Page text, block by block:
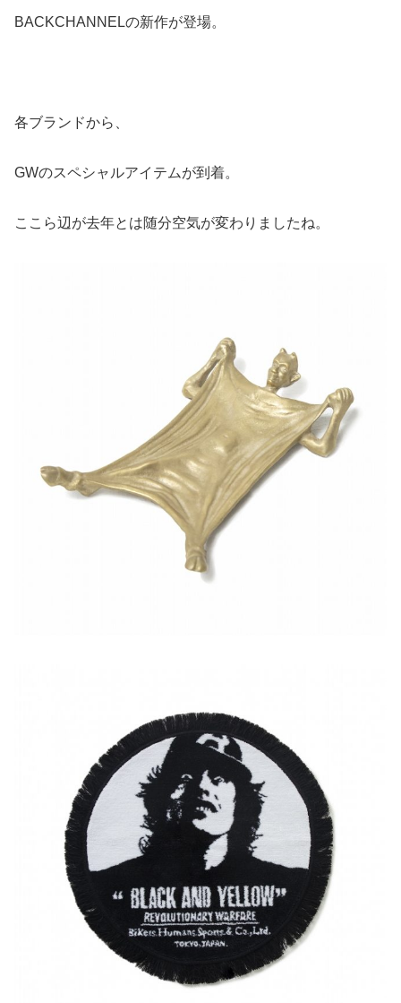
BACKCHANNELの新作が登場。
各ブランドから、
GWのスペシャルアイテムが到着。
ここら辺が去年とは随分空気が変わりましたね。